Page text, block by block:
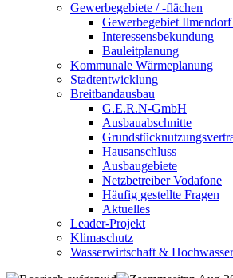
Gewerbegebiete / -flächen
Gewerbegebiet Ilmendorf
Interessensbekundung
Bauleitplanung
Kommunale Wärmeplanung
Stadtentwicklung
Breitbandausbau
G.E.R.N-GmbH
Ausbauabschnitte
Hausanschluss
Ausbaugebiete
Netzbetreiber Vodafone
Häufig gestellte Fragen
Aktuelles
Leader-Projekt
Klimaschutz
Wasserwirtschaft & Hochwasser